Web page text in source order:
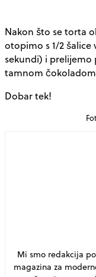
Nakon što se torta
otopimo s 1/2
sekundi) i
tamnom
Dobar tek!
Mi smo redakcija
magazina za